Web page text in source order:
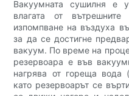
Вакуумната сушилня е
влагата от
изпомпване на въздуха
за да се достигне
вакуум. По време на
резервоара е във
нагрява от гореща вода
като резервоарът се